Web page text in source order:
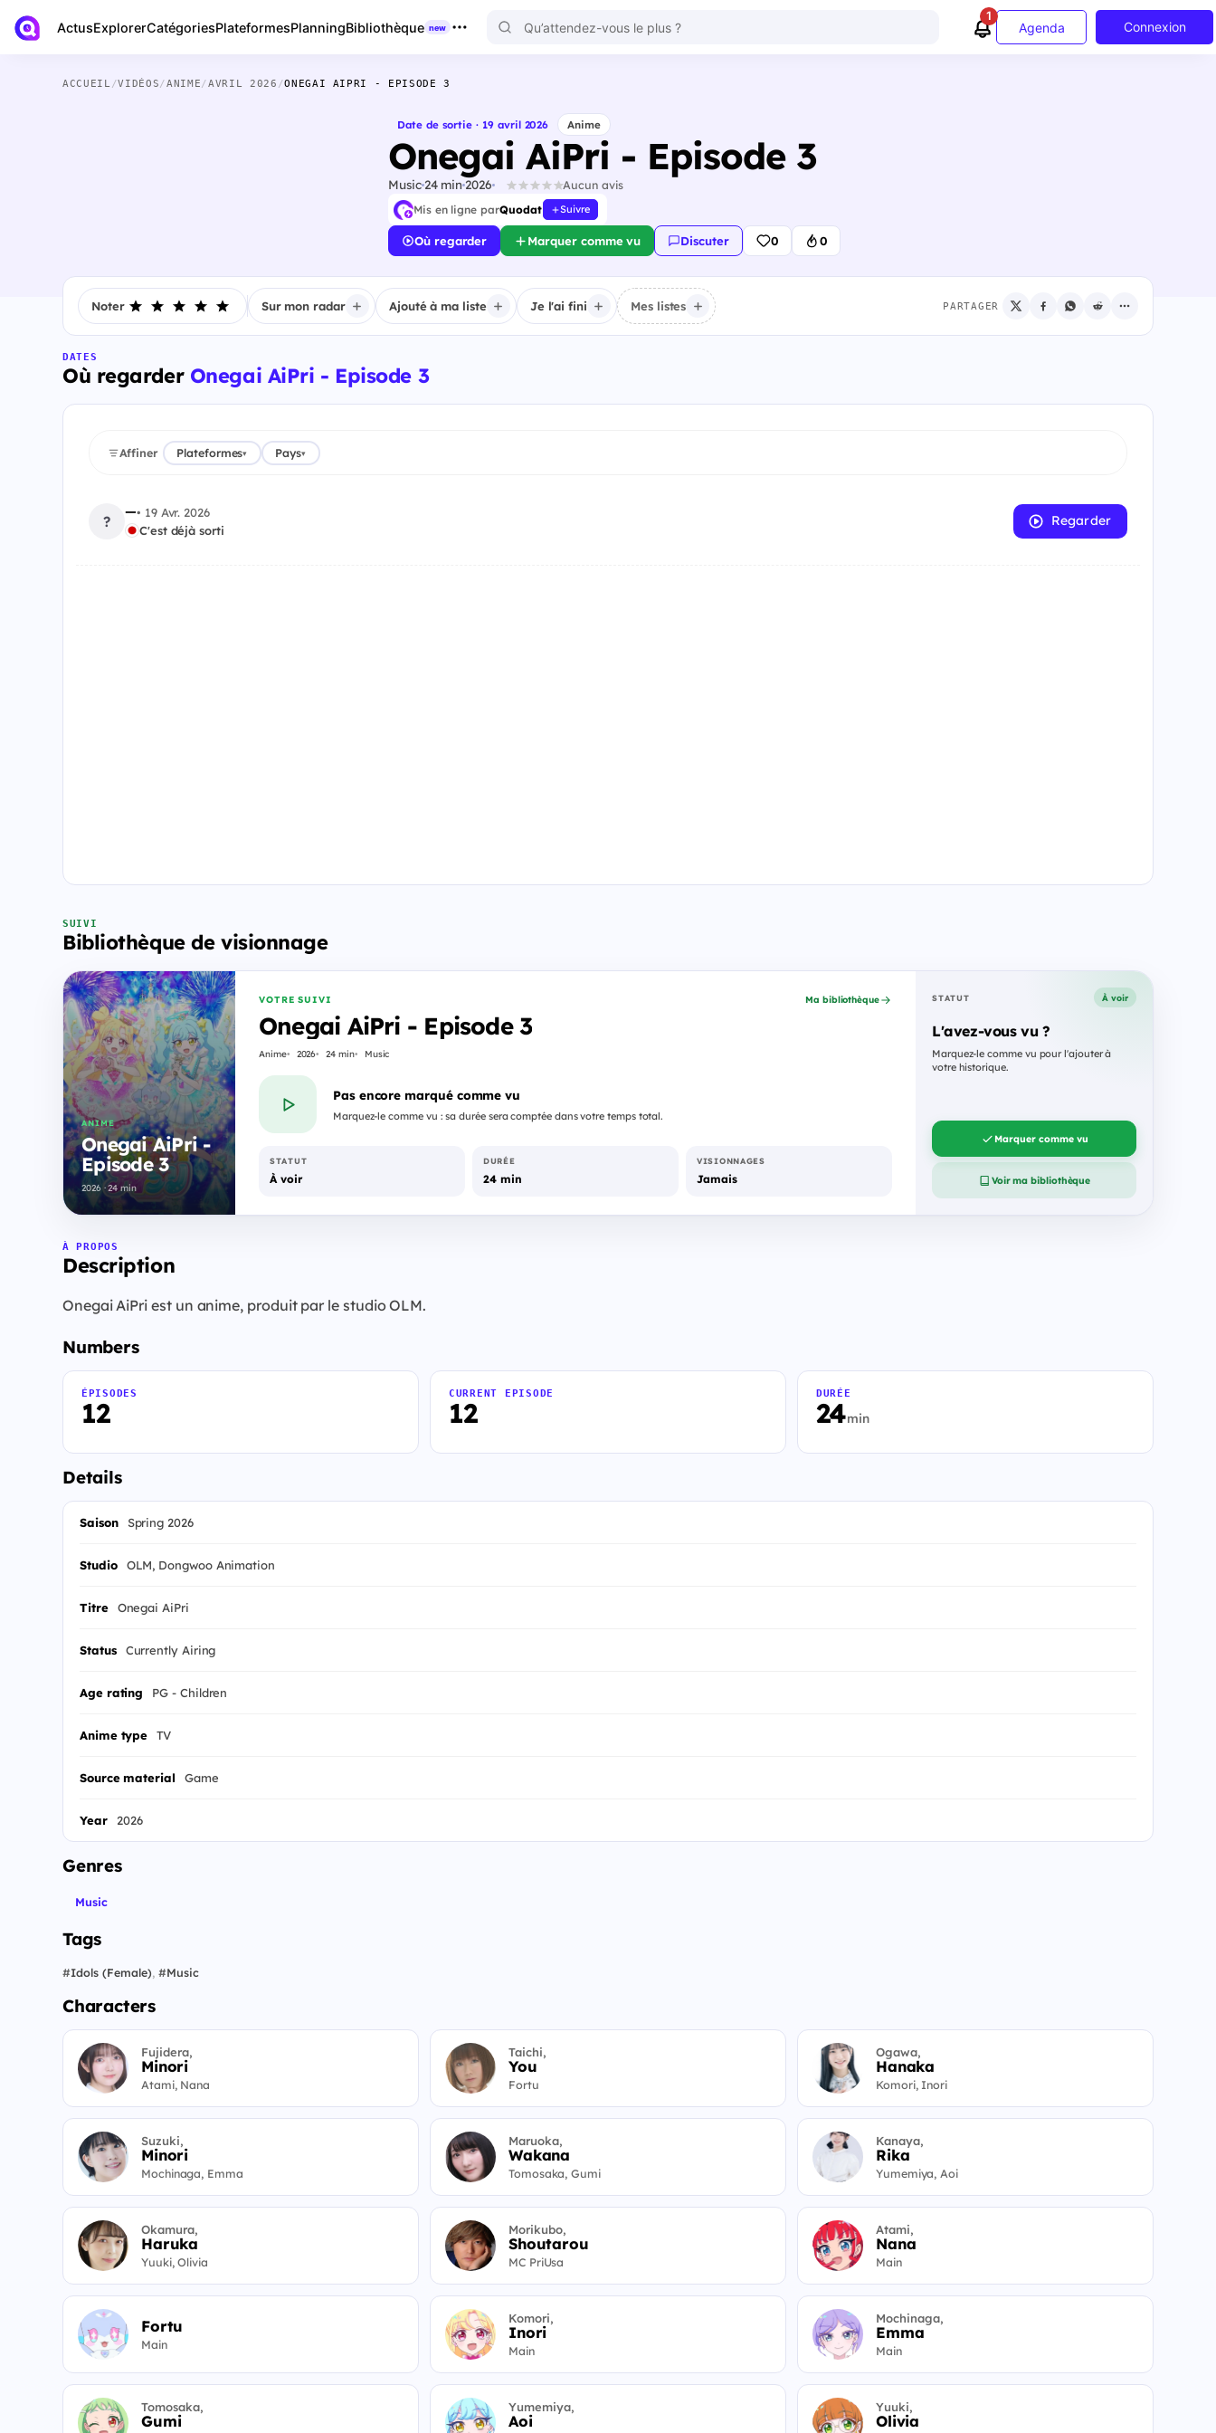
ActusExplorerCatégoriesPlateformesPlanningBibliothèque new
1
Agenda Connexion
ACCUEIL /VIDÉOS/ANIME/AVRIL 2026 /ONEGAI AIPRI - EPISODE 3
Date de sortie · 19 avril 2026 Anime
Onegai AiPri - Episode 3
Music24 min 2026 Aucun avis
Mis en ligne parQuodat Suivre
Où regarder Marquer comme vu Discuter 0 0
Noter Sur mon radar Ajouté à ma liste Je l'ai fini Mes listes PARTAGER
DATES
Où regarder Onegai AiPri - Episode 3
Affiner Plateformes▾ Pays▾
?
—• 19 Avr. 2026
C'est déjà sorti
Regarder
SUIVI
Bibliothèque de visionnage
ANIME
Onegai AiPri -
Episode 3
2026 · 24 min
VOTRE SUIVI
Onegai AiPri - Episode 3
Anime 2026 24 min Music
Ma bibliothèque
Pas encore marqué comme vu
Marquez-le comme vu : sa durée sera comptée dans votre temps total.
STATUT
À voir
DURÉE
24 min
VISIONNAGES
Jamais
STATUT À voir
L'avez-vous vu ?
Marquez-le comme vu pour l'ajouter à
votre historique.
Marquer comme vu
Voir ma bibliothèque
À PROPOS
Description
Onegai AiPri est un anime, produit par le studio OLM.
Numbers
12
ÉPISODES
12
CURRENT EPISODE
24min
DURÉE
Details
Saison Spring 2026
Studio OLM, Dongwoo Animation
Titre Onegai AiPri
Status Currently Airing
Age rating PG - Children
Anime type TV
Source material Game
Year 2026
Genres
Music
Tags
#Idols (Female), #Music
Characters
Fujidera,
Minori
Atami, Nana
Taichi,
You
Fortu
Ogawa,
Hanaka
Komori, Inori
Suzuki,
Minori
Mochinaga, Emma
Maruoka,
Wakana
Tomosaka, Gumi
Kanaya,
Rika
Yumemiya, Aoi
Okamura,
Haruka
Yuuki, Olivia
Morikubo,
Shoutarou
MC PriUsa
Atami,
Nana
Main
Fortu
Main
Komori,
Inori
Main
Mochinaga,
Emma
Main
Tomosaka,
Gumi
Yumemiya,
Aoi
Yuuki,
Olivia